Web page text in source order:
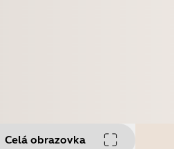
Celá obrazovka